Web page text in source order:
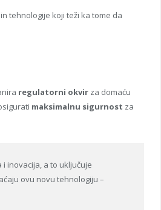
tehnologije koji teži ka tome da
regulatorni okvir za domaću
maksimalnu sigurnost za
inovacija, a to uključuje
ovu novu tehnologiju –